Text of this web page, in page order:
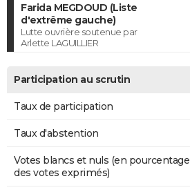
Farida MEGDOUD (Liste
d'extrême gauche)
Lutte ouvrière soutenue par
Arlette LAGUILLIER
Participation au scrutin
Taux de participation
Taux d'abstention
Votes blancs et nuls (en pourcentage
des votes exprimés)